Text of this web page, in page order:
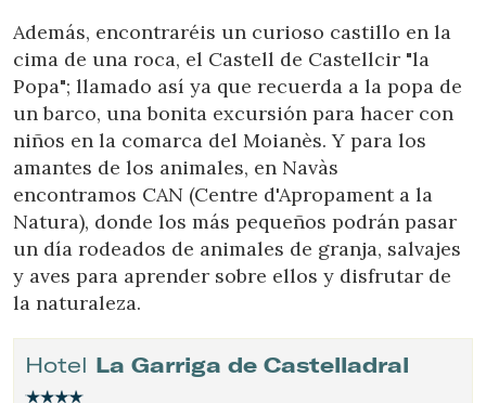
Además, encontraréis un curioso castillo en la
cima de una roca, el Castell de Castellcir "la
Popa"; llamado así ya que recuerda a la popa de
un barco, una bonita excursión para hacer con
niños en la comarca del Moianès. Y para los
amantes de los animales, en Navàs
encontramos CAN (Centre d'Apropament a la
Natura), donde los más pequeños podrán pasar
un día rodeados de animales de granja, salvajes
y aves para aprender sobre ellos y disfrutar de
la naturaleza.
Hotel La Garriga de Castelladral